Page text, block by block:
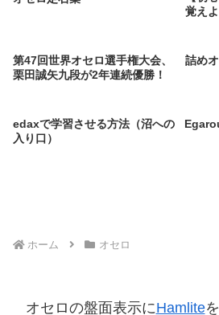
覚え
第47回世界オセロ選手権大会、
栗田誠矢九段が2年連続優勝！
詰め
edaxで学習させる方法（沼への
入り口）
ホーム オセロ
オセロの盤面表示にHamlite